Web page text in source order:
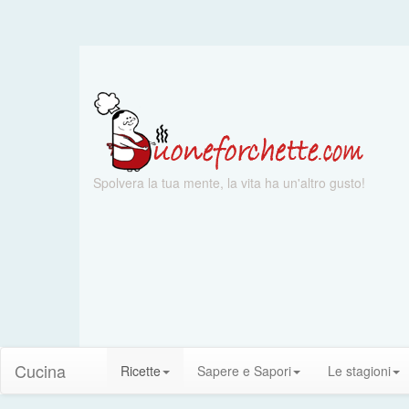
Spolvera la tua mente, la vita ha un'altro gusto!
Cucina Ricette Sapere e Sapori Le stagioni